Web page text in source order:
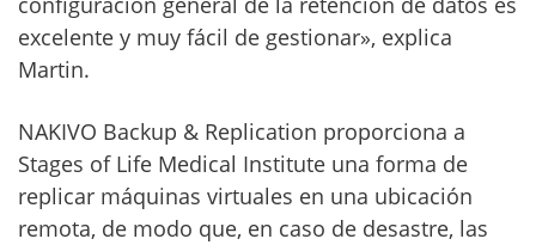
excelente y muy fácil de gestionar», explica
Martin.
NAKIVO Backup & Replication proporciona a
Stages of Life Medical Institute una forma de
replicar máquinas virtuales en una ubicación
remota, de modo que, en caso de desastre, las